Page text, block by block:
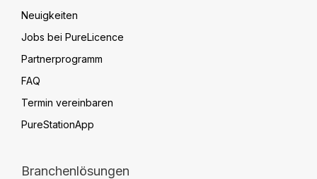
Neuigkeiten
Jobs bei PureLicence
Partnerprogramm
FAQ
Termin vereinbaren
PureStationApp
Branchenlösungen